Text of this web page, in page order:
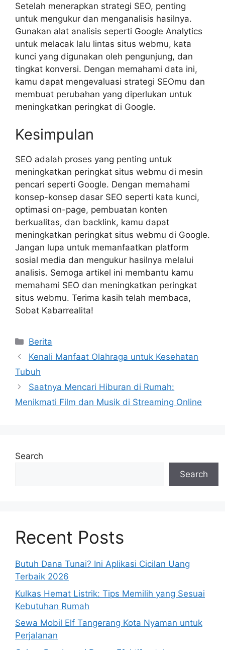
Setelah menerapkan strategi SEO, penting
untuk mengukur dan menganalisis hasilnya.
Gunakan alat analisis seperti Google Analytics
untuk melacak lalu lintas situs webmu, kata
kunci yang digunakan oleh pengunjung, dan
tingkat konversi. Dengan memahami data ini,
kamu dapat mengevaluasi strategi SEOmu dan
membuat perubahan yang diperlukan untuk
meningkatkan peringkat di Google.
Kesimpulan
SEO adalah proses yang penting untuk
meningkatkan peringkat situs webmu di mesin
pencari seperti Google. Dengan memahami
konsep-konsep dasar SEO seperti kata kunci,
optimasi on-page, pembuatan konten
berkualitas, dan backlink, kamu dapat
meningkatkan peringkat situs webmu di Google.
Jangan lupa untuk memanfaatkan platform
sosial media dan mengukur hasilnya melalui
analisis. Semoga artikel ini membantu kamu
memahami SEO dan meningkatkan peringkat
situs webmu. Terima kasih telah membaca,
Sobat Kabarrealita!
Categories
Berita
Kenali Manfaat Olahraga untuk Kesehatan
Tubuh
Saatnya Mencari Hiburan di Rumah:
Menikmati Film dan Musik di Streaming Online
Search
Search
Recent Posts
Butuh Dana Tunai? Ini Aplikasi Cicilan Uang
Terbaik 2026
Kulkas Hemat Listrik: Tips Memilih yang Sesuai
Kebutuhan Rumah
Sewa Mobil Elf Tangerang Kota Nyaman untuk
Perjalanan